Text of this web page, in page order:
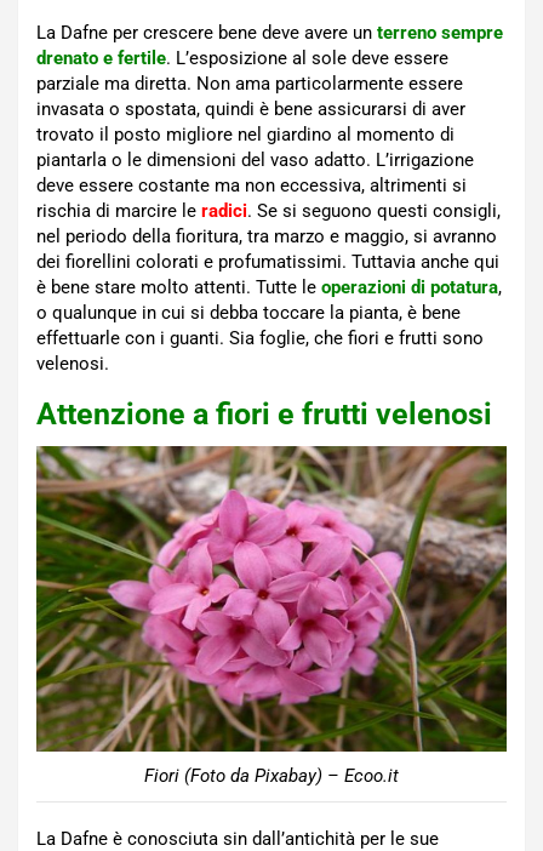
La Dafne per crescere bene deve avere un terreno sempre
drenato e fertile. L’esposizione al sole deve essere
parziale ma diretta. Non ama particolarmente essere
invasata o spostata, quindi è bene assicurarsi di aver
trovato il posto migliore nel giardino al momento di
piantarla o le dimensioni del vaso adatto. L’irrigazione
deve essere costante ma non eccessiva, altrimenti si
rischia di marcire le radici. Se si seguono questi consigli,
nel periodo della fioritura, tra marzo e maggio, si avranno
dei fiorellini colorati e profumatissimi. Tuttavia anche qui
è bene stare molto attenti. Tutte le operazioni di potatura,
o qualunque in cui si debba toccare la pianta, è bene
effettuarle con i guanti. Sia foglie, che fiori e frutti sono
velenosi.
Attenzione a fiori e frutti velenosi
Fiori (Foto da Pixabay) – Ecoo.it
La Dafne è conosciuta sin dall’antichità per le sue